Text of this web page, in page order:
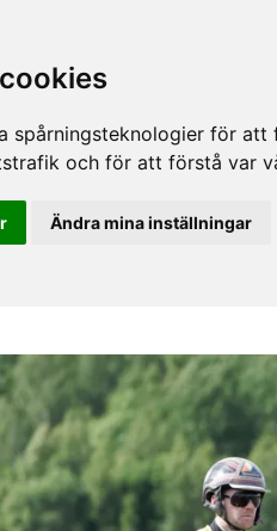
spårningsteknologier för
och för att förstå var
Ändra mina inställningar